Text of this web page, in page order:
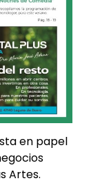
en papel
Artes.